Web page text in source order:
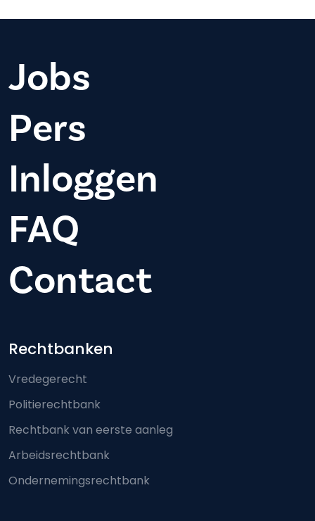
Jobs
Pers
Inloggen
FAQ
Contact
Footer-menu
Rechtbanken
Vredegerecht
Politierechtbank
Rechtbank van eerste aanleg
Arbeidsrechtbank
Ondernemingsrechtbank